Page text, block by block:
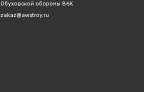
Обуховской обороны 86К
zakaz@awstroy.ru